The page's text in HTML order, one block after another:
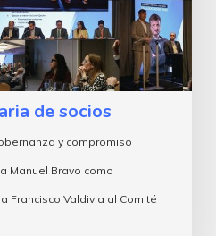
de socios
y compromiso
Manuel Bravo como
Francisco Valdivia al Comité